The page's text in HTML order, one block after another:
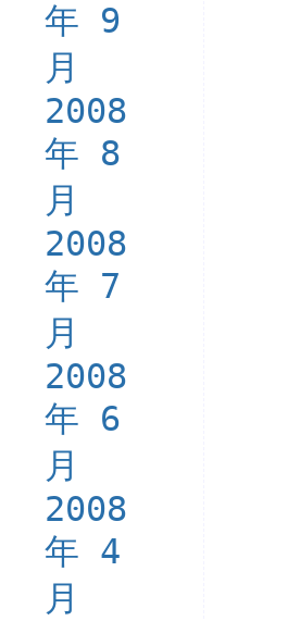
年 9
月
2008
年 8
月
2008
年 7
月
2008
年 6
月
2008
年 4
月